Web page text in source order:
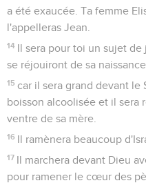
a été exaucée. Ta femme
l'appelleras Jean.
14 Il sera pour toi un sujet
se réjouiront de sa naissance,
15 car il sera grand devant le
boisson alcoolisée et il sera
ventre de sa mère.
16 Il ramènera beaucoup
17 Il marchera devant Dieu
pour ramener le cœur des